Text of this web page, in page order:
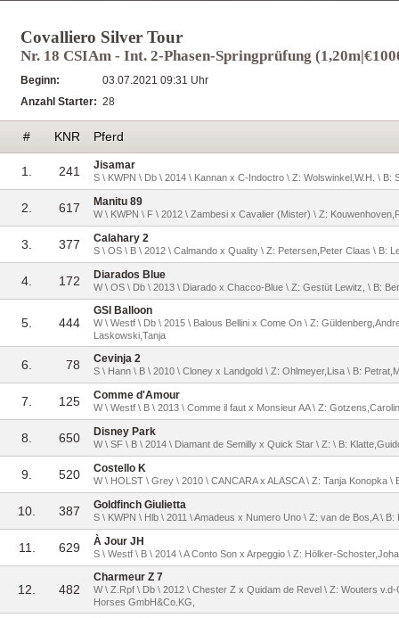
Covalliero Silver Tour
Nr. 18 CSIAm - Int. 2-Phasen-Springprüfung
Beginn:
03.07.2021 09:31 Uhr
Anzahl Starter: 28
# KNR Pferd
1. 241 Jisamar
S \ KWPN \ Db \ 2014 \ Kannan x C-Indoctro \ Z: Wolswinkel,W.H. \ B:
2. 617 Manitu 89
W \ KWPN \ F \ 2012 \ Zambesi x Cavalier (Mister) \ Z:
3. 377 Calahary 2
S \ OS \ B \ 2012 \ Calmando x Quality \ Z: Petersen,Peter Claas \ B:
4. 172 Diarados Blue
W \ OS \ Db \ 2013 \ Diarado x Chacco-Blue \ Z: Gestüt Lewitz, \ B:
5. 444
GSI Balloon
W \ Westf \ Db \ 2015 \ Balous Bellini x Come On \ Z:
Laskowski,Tanja
6. 78 Cevinja 2
S \ Hann \ B \ 2010 \ Cloney x Landgold \ Z: Ohlmeyer,Lisa \ B:
7. 125 Comme d'Amour
W \ Westf \ B \ 2013 \ Comme il faut x Monsieur AA \ Z:
8. 650 Disney Park
W \ SF \ B \ 2014 \ Diamant de Semilly x Quick Star \ Z: \ B:
9. 520 Costello K
W \ HOLST \ Grey \ 2010 \ CANCARA x ALASCA \ Z: Tanja Konopka \
10. 387 Goldfinch Giulietta
S \ KWPN \ Hlb \ 2011 \ Amadeus x Numero Uno \ Z: van de Bos,A \ B:
11. 629 À Jour JH
S \ Westf \ B \ 2014 \ A Conto Son x Arpeggio \ Z: Hölker-
12. 482
Charmeur Z 7
W \ Z.Rpf \ Db \ 2012 \ Chester Z x Quidam de Revel \ Z: Wouters
Horses GmbH&Co.KG,